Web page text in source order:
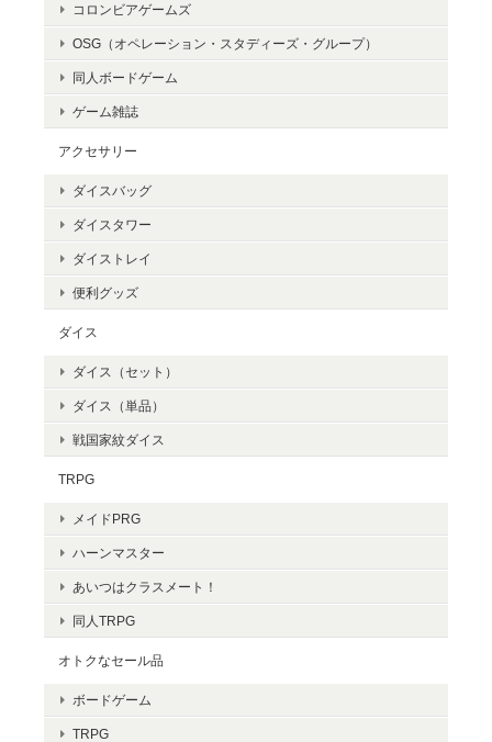
コロンビアゲームズ
OSG（オペレーション・スタディーズ・グループ）
同人ボードゲーム
ゲーム雑誌
アクセサリー
ダイスバッグ
ダイスタワー
ダイストレイ
便利グッズ
ダイス
ダイス（セット）
ダイス（単品）
戦国家紋ダイス
TRPG
メイドPRG
ハーンマスター
あいつはクラスメート！
同人TRPG
オトクなセール品
ボードゲーム
TRPG